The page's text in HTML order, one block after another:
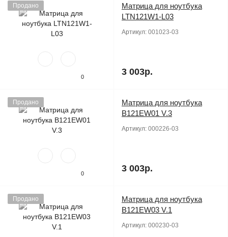
Продано
0
Матрица для ноутбука
LTN121W1-L03
Артикул: 001023-03
3 003р.
Продано
0
Матрица для ноутбука
B121EW01 V.3
Артикул: 000226-03
3 003р.
Продано
Матрица для ноутбука
B121EW03 V.1
Артикул: 000230-03